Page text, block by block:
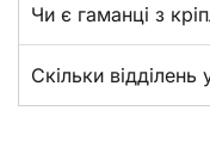
Чи є гаманці з
Скільки відділень